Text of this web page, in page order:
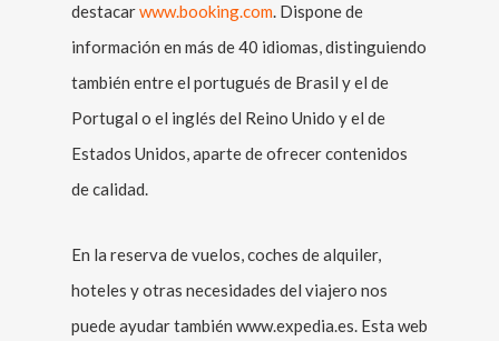
destacarwww.booking.com. Dispone de
información en más de 40 idiomas, distinguiendo
también entre el portugués de Brasil y el de
Portugal o el inglés del Reino Unido y el de
Estados Unidos, aparte de ofrecer contenidos
de calidad.
En la reserva de vuelos, coches de alquiler,
hoteles y otras necesidades del viajero nos
puede ayudar también www.expedia.es. Esta web